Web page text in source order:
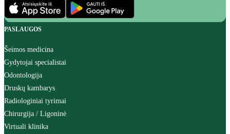
PASLAUGOS
Šeimos medicina
Gydytojai specialistai
Odontologija
Druskų kambarys
Radiologiniai tyrimai
Chirurgija / Ligoninė
Virtuali klinika